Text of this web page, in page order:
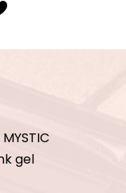
MYSTIC
gel